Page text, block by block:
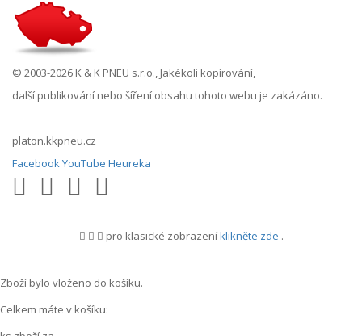
© 2003-2026 K & K PNEU s.r.o., Jakékoli kopírování,
další publikování nebo šíření obsahu tohoto webu je zakázáno.
platon.kkpneu.cz
FacebookYouTube Heureka
pro klasické zobrazeníklikněte zde .
Zboží bylo vloženo do košíku.
Celkem máte v košíku: